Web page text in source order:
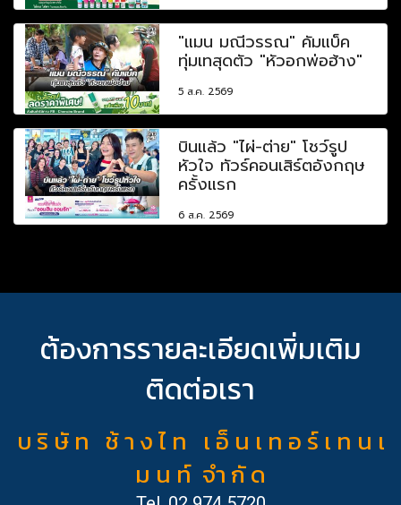
"แมน มณีวรรณ" คัมแบ็ค
ทุ่มเทสุดตัว "หัวอกพ่อฮ้าง"
5 ส.ค. 2569
บินแล้ว "ไผ่-ต่าย" โชว์รูป
หัวใจ ทัวร์คอนเสิร์ตอังกฤษ
ครั้งแรก
6 ส.ค. 2569
ต้องการรายละเอียดเพิ่มเติม
ติดต่อเรา
บ ริ ษั ท ช้ า ง ไ ท เ อ็ น เ ท อ ร์ เ ท น เ
ม น ท์ จำ กั ด